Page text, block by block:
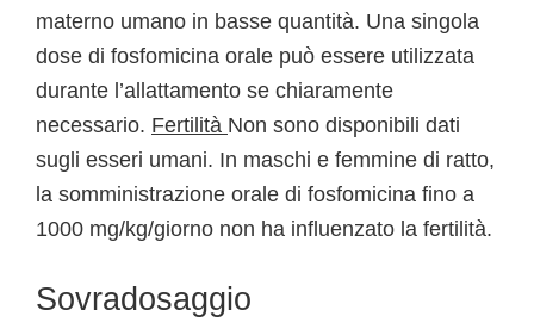
materno umano in basse quantità. Una singola
dose di fosfomicina orale può essere utilizzata
durante l’allattamento se chiaramente
necessario. Fertilità Non sono disponibili dati
sugli esseri umani. In maschi e femmine di ratto,
la somministrazione orale di fosfomicina fino a
1000 mg/kg/giorno non ha influenzato la fertilità.
Sovradosaggio